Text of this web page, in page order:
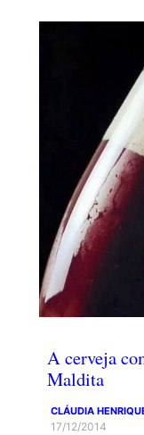
A cerveja
Maldita
CLÁUDIA
17/12/2014